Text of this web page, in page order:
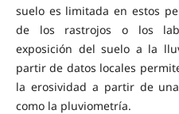
suelo es limitada en estos
de los rastrojos o los
exposición del suelo a la
partir de datos locales
la erosividad a partir de
como la pluviometría.